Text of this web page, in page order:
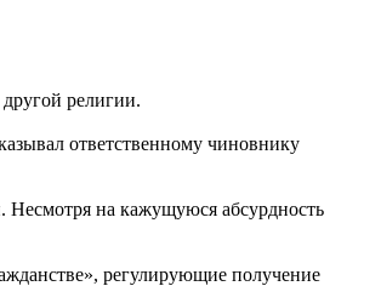
религии.
ответственному чиновнику
Несмотря на кажущуюся абсурдность
регулирующие получение